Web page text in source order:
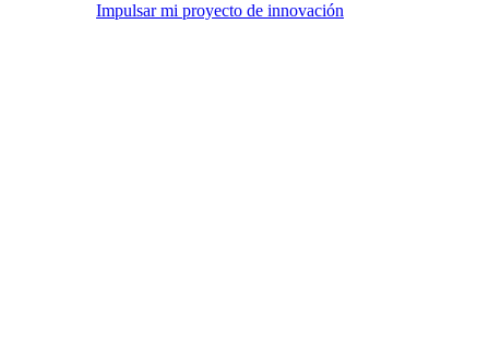
Impulsar mi proyecto de innovación